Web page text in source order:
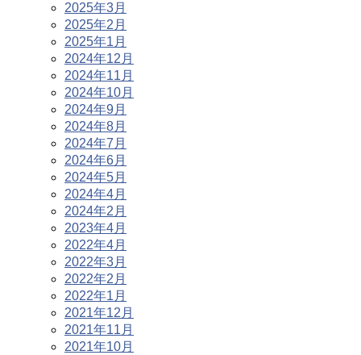
2025年3月
2025年2月
2025年1月
2024年12月
2024年11月
2024年10月
2024年9月
2024年8月
2024年7月
2024年6月
2024年5月
2024年4月
2024年2月
2023年4月
2022年4月
2022年3月
2022年2月
2022年1月
2021年12月
2021年11月
2021年10月